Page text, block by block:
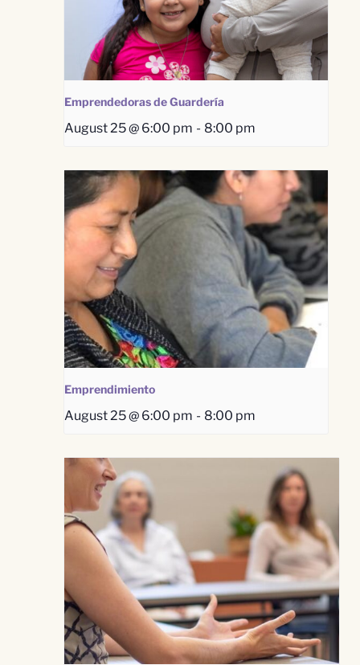
Emprendedoras de Guardería
August 25 @ 6:00 pm - 8:00 pm
Emprendimiento
August 25 @ 6:00 pm - 8:00 pm